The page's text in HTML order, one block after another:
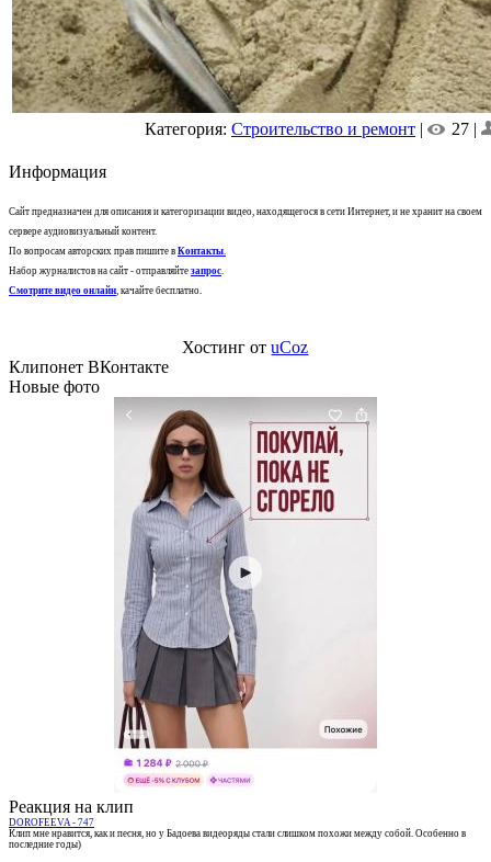
Категория: Строительство и ремонт | 27 |
Информация
Сайт предназначен для описания и категоризации видео, находящегося в сети Интернет, и не хранит на своем
сервере аудиовизуальный контент.
По вопросам авторских прав пишите в Контакты.
Набор журналистов на сайт - отправляйте запрос.
Смотрите видео онлайн, качайте бесплатно.
Хостинг отuCoz
Клипонет ВКонтакте
Новые фото
Реакция на клип
DOROFEEVA - 747
Клип мне нравится, как и песня, но у Бадоева видеоряды стали слишком похожи между собой. Особенно в
последние годы)